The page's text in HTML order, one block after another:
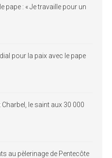
pape : « Je travaille pour un
pour la paix avec le pape
le saint aux 30 000
au pèlerinage de Pentecôte